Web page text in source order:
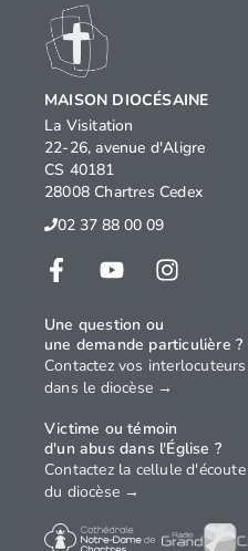
MAISON DIOCÉSAINE
La Visitation
22-26, avenue d'Aligre
CS 40181
28008 Chartres Cedex
02 37 88 00 09
Une question ou
une demande particulière ?
Contactez vos interlocuteurs
dans le diocèse →
Victime ou témoin
d'un abus dans l'Église ?
Contactez la cellule d'écoute
du diocèse →